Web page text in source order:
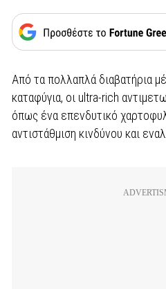
Από τα πολλαπλά διαβατήρια
καταφύγια, οι ultra-rich
όπως ένα επενδυτικό
αντιστάθμιση κινδύνου και